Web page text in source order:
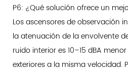
P6: ¿Qué solución ofrece un
Los ascensores de observación
la atenuación de la envolvente
ruido interior es 10–15 dBA
exteriores a la misma velocidad.